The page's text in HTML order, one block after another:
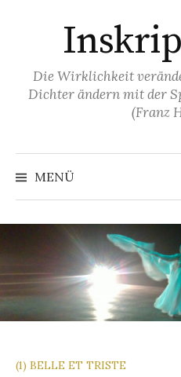
Die Wirklichkeit
Dichter ändern mit der
(Franz
MENÜ
(1) BELLE ET TRISTE